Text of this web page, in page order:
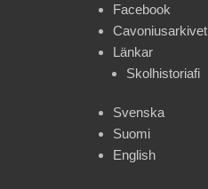
Facebook
Cavoniusarkivet
Länkar
Skolhistoriafi
Svenska
Suomi
English